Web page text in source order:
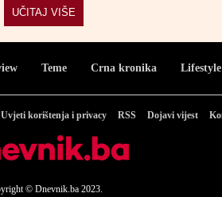
UČITAJ VIŠE
Teme Crna kronika Lifestyle
Uvjeti korištenja i privacy RSS Dojavi vijest
© Dnevnik.ba 2023.